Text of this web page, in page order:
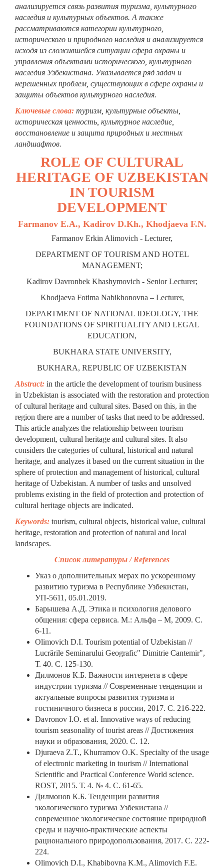
анализируется связь развития туризма, культурного
наследия и культурных объектов. А также
рассматриваются категории культурного,
исторического и природного наследия и анализируется
исходя из сложившейся ситуации сфера охраны и
управления объектами исторического, культурного
наследия Узбекистана. Указывается ряд задач и
нерешенных проблем, существующих в сфере охраны и
защиты объектов культурного наследия.
Ключевые слова: туризм, культурные объекты,
историческая ценность, культурное наследие,
восстановление и защита природных и местных
ландшафтов.
ROLE OF CULTURAL
HERITAGE OF UZBEKISTAN
IN TOURISM
DEVELOPMENT
Farmanov E.A., Kadirov D.Kh., Khodjaeva F.N.
Farmanov Erkin Alimovich - Lecturer,
DEPARTMENT OF TOURISM AND HOTEL
MANAGEMENT;
Kadirov Davronbek Khashуmovich - Senior Lecturer;
Khodjaeva Fotima Nabikhonovna – Lecturer,
DEPARTMENT OF NATIONAL IDEOLOGY, THE
FOUNDATIONS OF SPIRITUALITY AND LEGAL
EDUCATION,
BUKHARA STATE UNIVERSITY,
BUKHARA, REPUBLIC OF UZBEKISTAN
Abstract: in the article the development of tourism business
in Uzbekistan is associated with the restoration and protection
of cultural heritage and cultural sites. Based on this, in the
region there are a number of tasks that need to be addressed.
This article analyzes the relationship between tourism
development, cultural heritage and cultural sites. It also
considers the categories of cultural, historical and natural
heritage, and analyzes it based on the current situation in the
sphere of protection and management of historical, cultural
heritage of Uzbekistan. A number of tasks and unsolved
problems existing in the field of protection and protection of
cultural heritage objects are indicated.
Keywords: tourism, cultural objects, historical value, cultural
heritage, restoration and protection of natural and local
landscapes.
Список литературы/References
Указ о дополнительных мерах по ускоренному
развитию туризма в Республике Узбекистан,
УП-5611, 05.01.2019.
Барышева А.Д. Этика и психология делового
общения: сфера сервиса. М.: Альфа – М, 2009. С.
6-11.
Olimovich D.I. Tourism potential of Uzbekistan //
Lucrările Seminarului Geografic" Dimitrie Cantemir",
Т. 40. С. 125-130.
Дилмонов К.Б. Важности интернета в сфере
индустрии туризма // Современные тенденции и
актуальные вопросы развития туризма и
гостиничного бизнеса в россии, 2017. С. 216-222.
Davronov I.O. et al. Innovative ways of reducing
tourism seasonality of tourist areas // Достижения
науки и образования, 2020. С. 12.
Djuraeva Z.T., Khurramov O.K. Specialty of the usage
of electronic marketing in tourism // International
Scientific and Practical Conference World science.
ROST, 2015. Т. 4. № 4. С. 61-65.
Дилмонов К.Б. Тенденции развития
экологического туризма Узбекистана //
современное экологическое состояние природной
среды и научно-практические аспекты
рационального природопользования, 2017. С. 222-
224.
Olimovich D.I., Khabibovna K.M., Alimovich F.E.